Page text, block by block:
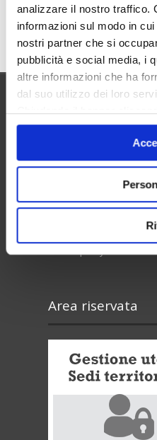
analizzare il nostro traffico.
informazioni sul modo in
nostri partner che si
pubblicità e social media, i
altre informazioni che ha
dal suo utilizzo dei loro
Chiudendo il banner
solo i cookie necessari.
Utilità
Contatti e RPD
Cookie policy
Area riservata